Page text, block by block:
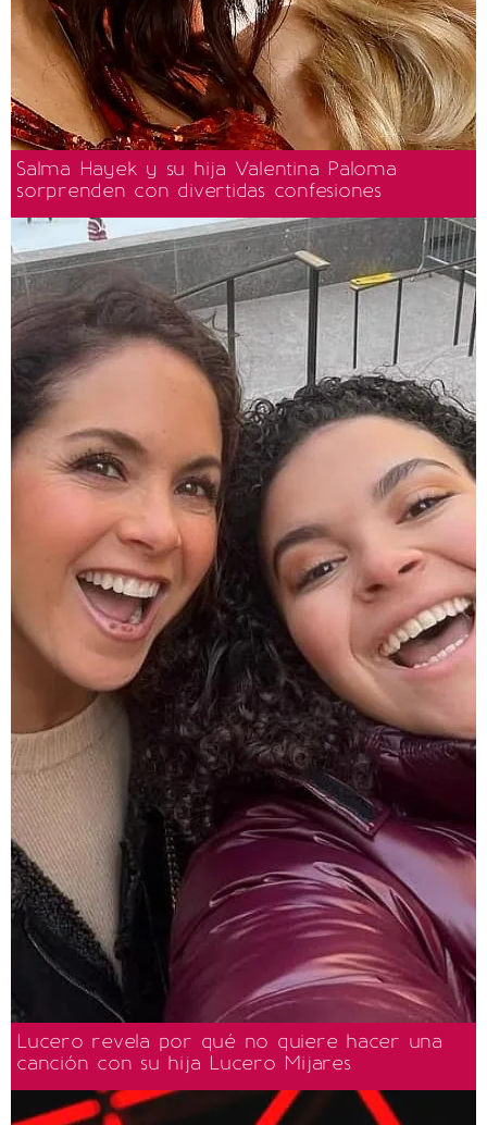
Salma Hayek y su hija Valentina Paloma
sorprenden con divertidas confesiones
Lucero revela por qué no quiere hacer una
canción con su hija Lucero Mijares